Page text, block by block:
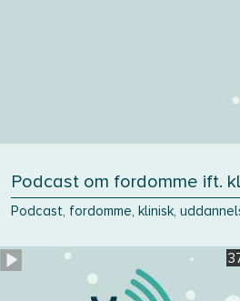
Podcast om fordomme ift.
Podcast, fordomme, klinisk,